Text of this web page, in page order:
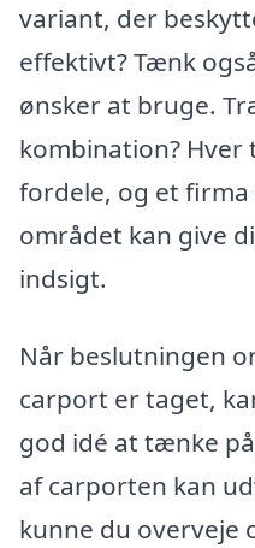
variant, der
effektivt? Tænk
ønsker at bruge.
kombination? Hver
fordele, og et firma
området kan give
indsigt.
Når beslutningen
carport er taget,
god idé at tænke
af carporten kan
kunne du overveje